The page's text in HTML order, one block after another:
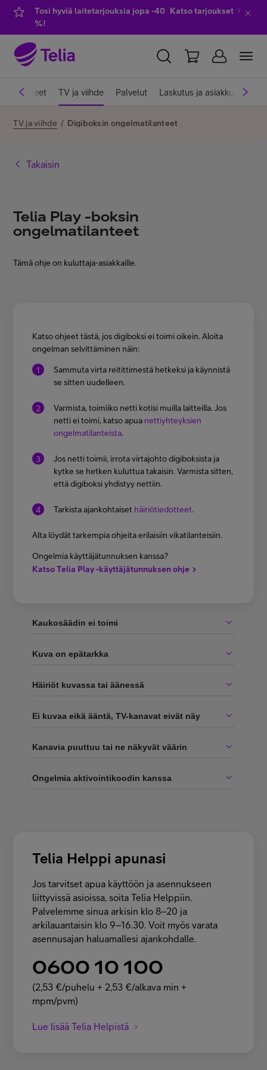
Tosi hyviä laitetarjouksia jopa -40
%!
Katso tarjoukset
YKSITYISILLE YRITYKSILLE WHOLESALE
TV ja viihde
EN
Laitteet TV ja viihde Palvelut Laskutus ja asiakkuus
TV ja viihde / Digiboksin ongelmatilanteet
Takaisin
Telia Play -boksin
ongelmatilanteet
Tämä ohje on kuluttaja-asiakkaille.
Katso ohjeet tästä, jos digiboksi ei toimi oikein. Aloita
ongelman selvittäminen näin:
Sammuta virta reitittimestä hetkeksi ja käynnistä
se sitten uudelleen.
Varmista, toimiiko netti kotisi muilla laitteilla. Jos
netti ei toimi, katso apua nettiyhteyksien
ongelmatilanteista.
Jos netti toimii, irrota virtajohto digiboksista ja
kytke se hetken kuluttua takaisin. Varmista sitten,
että digiboksi yhdistyy nettiin.
Tarkista ajankohtaiset häiriötiedotteet.
Alta löydät tarkempia ohjeita erilaisiin vikatilanteisiin.
Ongelmia käyttäjätunnuksen kanssa?
Katso Telia Play -käyttäjätunnuksen ohje
Kaukosäädin ei toimi
Kuva on epätarkka
Häiriöt kuvassa tai äänessä
Ei kuvaa eikä ääntä, TV-kanavat eivät näy
Kanavia puuttuu tai ne näkyvät väärin
Ongelmia aktivointikoodin kanssa
Telia Helppi apunasi
Jos tarvitset apua käyttöön ja asennukseen
liittyvissä asioissa, soita Telia Helppiin.
Palvelemme sinua arkisin klo 8–20 ja
arkilauantaisin klo 9–16.30. Voit myös varata
asennusajan haluamallesi ajankohdalle.
0600 10 100
(2,53 €/puhelu + 2,53 €/alkava min +
mpm/pvm)
Lue lisää Telia Helpistä